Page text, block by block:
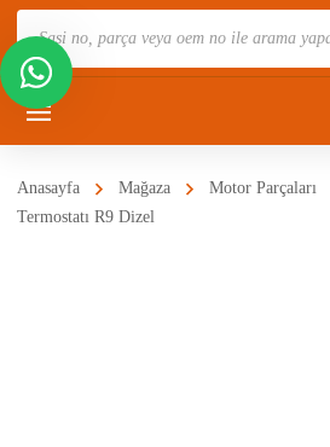
Ara
Anasayfa Mağaza Motor Parçaları
Termostatı R9 Dizel